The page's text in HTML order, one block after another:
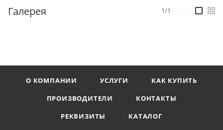
Галерея 1/1
О КОМПАНИИ УСЛУГИ
КАК КУПИТЬ
ПРОИЗВОДИТЕЛИ
КОНТАКТЫ
РЕКВИЗИТЫ
КАТАЛОГ